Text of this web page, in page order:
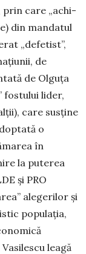
prin care „achi­
din man­datul
„defetist”,
de
de Olguța
fostului lider,
care susține
o
în
la puterea
și PRO
alegerilor și
populația,
leagă